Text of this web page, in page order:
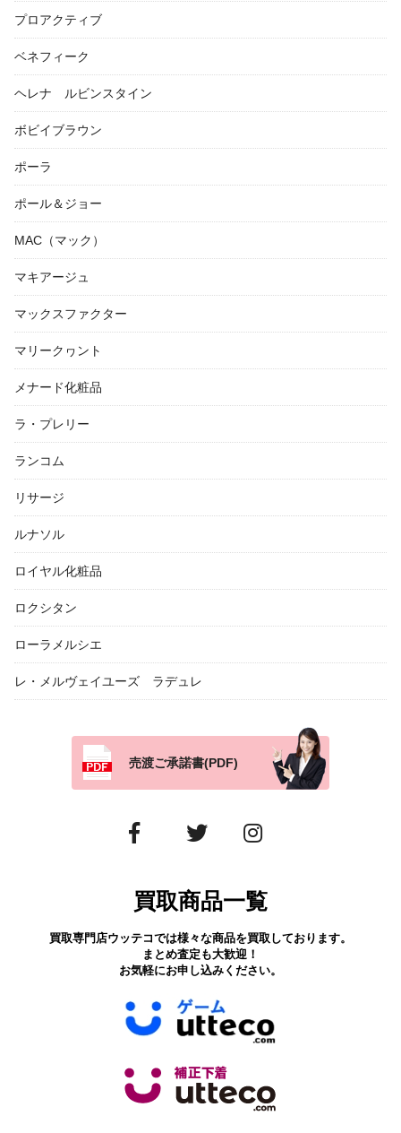
プロアクティブ
ベネフィーク
ヘレナ ルビンスタイン
ボビイブラウン
ポーラ
ポール＆ジョー
MAC（マック）
マキアージュ
マックスファクター
マリークヮント
メナード化粧品
ラ・プレリー
ランコム
リサージ
ルナソル
ロイヤル化粧品
ロクシタン
ローラメルシエ
レ・メルヴェイユーズ ラデュレ
売渡ご承諾書(PDF)
買取商品一覧
買取専門店ウッテコでは様々な商品を買取しております。
まとめ査定も大歓迎！
お気軽にお申し込みください。